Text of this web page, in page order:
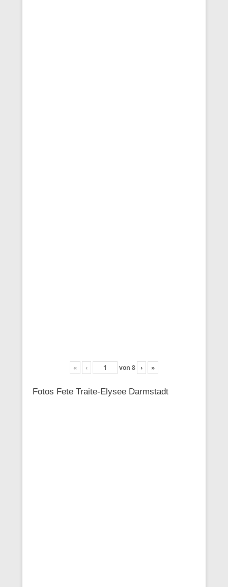
« ‹ von 8 › »
Fotos Fete Traite-Elysee Darmstadt